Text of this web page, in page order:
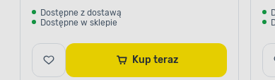
Dostępne z dostawą
Dostępne w sklepie
Kup teraz